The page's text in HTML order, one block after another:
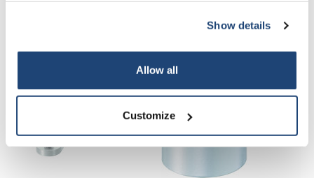
Show details
Allow all
Customize